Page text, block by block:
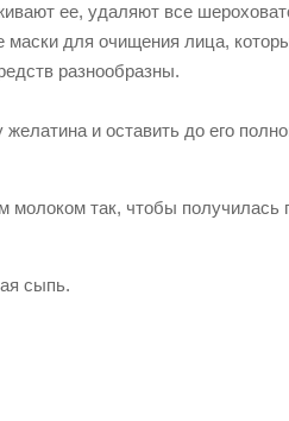
ее, удаляют все
маски для очищения лица,
разнообразны.
и оставить до его
молоком так, чтобы получилась
сыпь.